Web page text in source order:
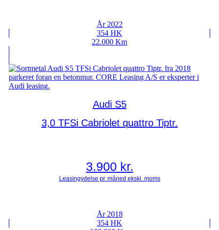
År 2022
354 HK
22.000 Km
Audi S5
3,0 TFSi Cabriolet quattro Tiptr.
3.900 kr.
År 2018
354 HK